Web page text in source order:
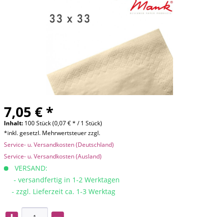
7,05 € *
Inhalt: 100 Stück (0,07 € * / 1 Stück)
*inkl. gesetzl. Mehrwertsteuer zzgl.
Service- u. Versandkosten (Deutschland)
Service- u. Versandkosten (Ausland)
VERSAND:
- versandfertig in 1-2 Werktagen
- zzgl. Lieferzeit ca. 1-3 Werktag